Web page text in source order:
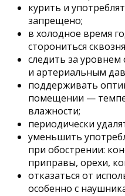
курить и
запрещено;
в холодное время
сторониться
следить за уровнем
и артериальным
поддерживать
помещении —
влажности;
периодически
уменьшить
при обострении:
приправы, орехи,
отказаться от
особенно с